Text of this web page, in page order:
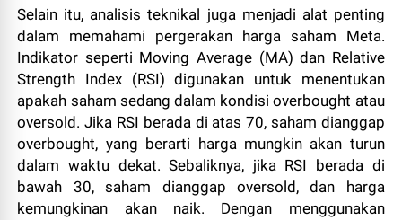
Selain itu, analisis teknikal juga menjadi alat penting
dalam memahami pergerakan harga saham Meta.
Indikator seperti Moving Average (MA) dan Relative
Strength Index (RSI) digunakan untuk menentukan
apakah saham sedang dalam kondisi overbought atau
oversold. Jika RSI berada di atas 70, saham dianggap
overbought, yang berarti harga mungkin akan turun
dalam waktu dekat. Sebaliknya, jika RSI berada di
bawah 30, saham dianggap oversold, dan harga
kemungkinan akan naik. Dengan menggunakan